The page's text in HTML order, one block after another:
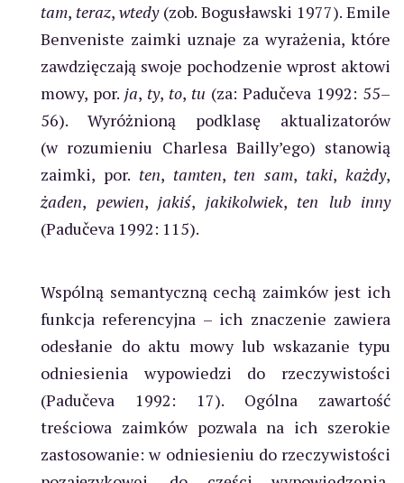
tam, teraz, wtedy(zob. Bogusławski 1977). Emile
Benveniste zaimki uznaje za wyrażenia, które
zawdzięczają swoje pochodzenie wprost aktowi
mowy, por. ja, ty, to, tu (za: Padučeva 1992: 55–
56). Wyróżnioną podklasę aktualizatorów
(w rozumieniu Charlesa Bailly’ego) stanowią
zaimki, por. ten, tamten, ten sam, taki,każdy,
żaden, pewien, jakiś, jakikolwiek, ten lub inny
(Padučeva 1992: 115).
Wspólną semantyczną cechą zaimków jest ich
funkcja referencyjna – ich znaczenie zawiera
odesłanie do aktu mowy lub wskazanie typu
odniesienia wypowiedzi do rzeczywistości
(Padučeva 1992: 17). Ogólna zawartość
treściowa zaimków pozwala na ich szerokie
zastosowanie: w odniesieniu do rzeczywistości